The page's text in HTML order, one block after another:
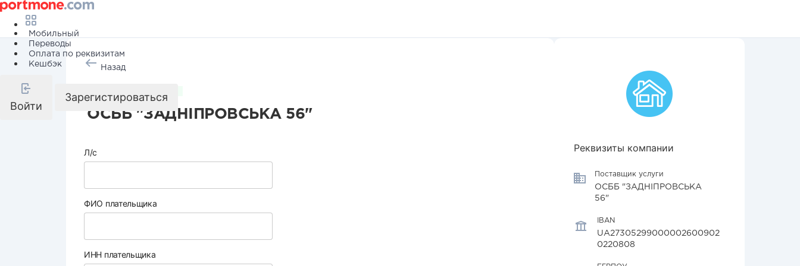
Мобильный
Переводы
Оплата по реквизитам
Кешбэк
Войти
Зарегистироваться
Назад
ОСББ "ЗАДНІПРОВСЬКА 56"
Л/с
ФИО плательщика
ИНН плательщика
Реквизиты компании
Поставщик услуги
ОСББ "ЗАДНІПРОВСЬКА
56"
IBAN
UA27305299000002600902
0220808